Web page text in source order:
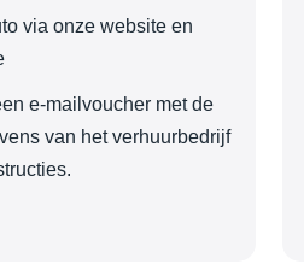
via onze website en
e-mailvoucher met de
van het verhuurbedrijf